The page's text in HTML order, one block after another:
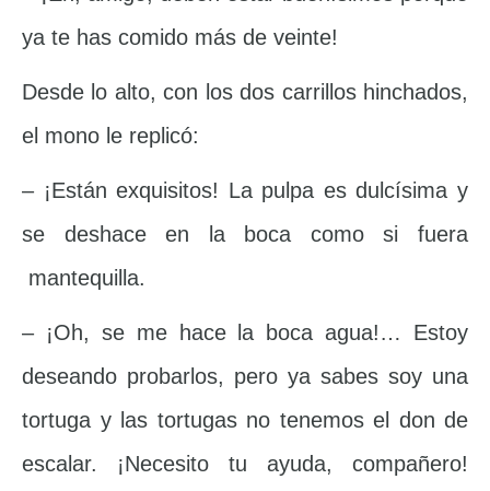
ya te has comido más de veinte!
Desde lo alto, con los dos carrillos hinchados,
el mono le replicó:
– ¡Están exquisitos! La pulpa es dulcísima y
se deshace en la boca como si fuera
mantequilla.
– ¡Oh, se me hace la boca agua!… Estoy
deseando probarlos, pero ya sabes soy una
tortuga y las tortugas no tenemos el don de
escalar. ¡Necesito tu ayuda, compañero!